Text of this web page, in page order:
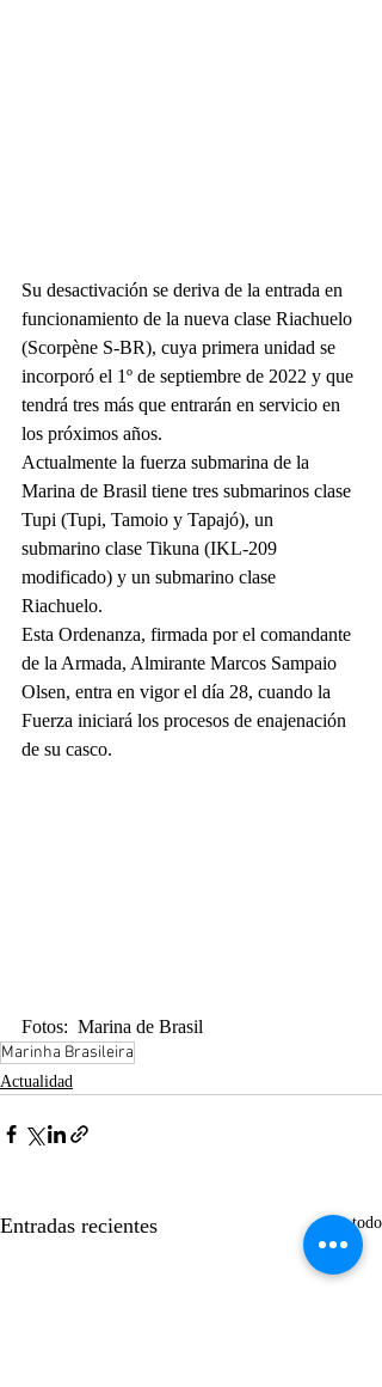
Su desactivación se deriva de la entrada en
funcionamiento de la nueva clase Riachuelo
(Scorpène S-BR), cuya primera unidad se
incorporó el 1º de septiembre de 2022 y que
tendrá tres más que entrarán en servicio en
los próximos años.
Actualmente la fuerza submarina de la
Marina de Brasil tiene tres submarinos clase
Tupi (Tupi, Tamoio y Tapajó), un
submarino clase Tikuna (IKL-209
modificado) y un submarino clase
Riachuelo.
Esta Ordenanza, firmada por el comandante
de la Armada, Almirante Marcos Sampaio
Olsen, entra en vigor el día 28, cuando la
Fuerza iniciará los procesos de enajenación
de su casco.
Fotos:  Marina de Brasil
Marinha Brasileira
Actualidad
Entradas recientes Ver todo